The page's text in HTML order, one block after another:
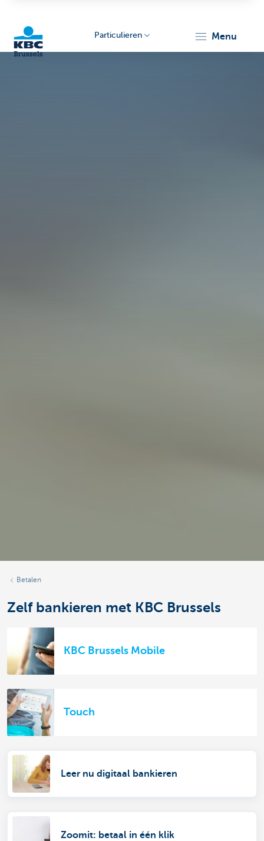
Particulieren menu
Betalen
Zelf bankieren met KBC Brussels
KBC Brussels Mobile
Touch
Leer nu digitaal bankieren
Zoomit: betaal in één klik